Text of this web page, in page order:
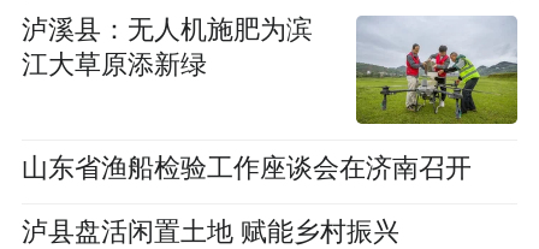
泸溪县：无人机施肥为滨
江大草原添新绿
山东省渔船检验工作座谈会在济南召开
泸县盘活闲置土地 赋能乡村振兴